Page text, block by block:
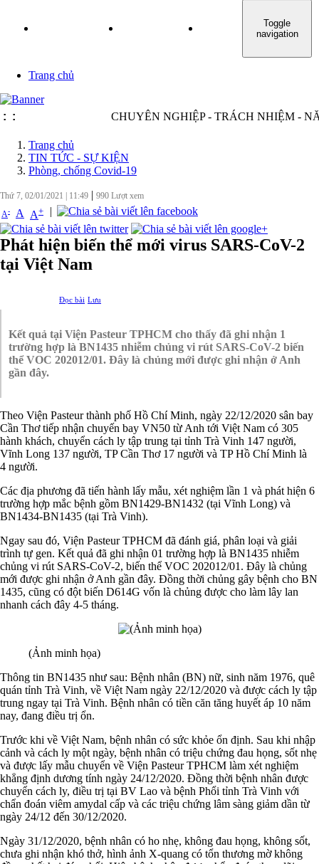
TIN TỨC - SỰ KIỆN
Toggle
navigation
Trang chủ
: : CHUYÊN NGHIỆP - TRÁCH NHIỆM -
Trang chủ
TIN TỨC - SỰ KIỆN
Phòng, chống Covid-19
Thứ 7, 02/01/2021 11:49 | 990 Lượt xem
A- A A+ |
Phát hiện biến thể mới virus SARS-CoV-2
tại Việt Nam
Đọc bài Lưu
Kết quả tại Viện Pasteur TPHCM cho thấy đã ghi nhận 1
trường hợp là BN1435 nhiễm chủng vi rút SARS-CoV-2 biến
thể VOC 202012/01. Đây là chủng mới được ghi nhận ở Anh
gần đây.
Theo Viện Pasteur thành phố Hồ Chí Minh, ngày 22/12/2020 sân bay
Cần Thơ tiếp nhận chuyến bay VN50 từ Anh tới Việt Nam có 305
hành khách, chuyển cách ly tập trung tại tỉnh Trà Vinh 147 người,
Vĩnh Long 137 người, TP Cần Thơ 17 người và TP Hồ Chí Minh là
4 người.
Các địa phương đã tiến hành lấy mẫu, xét nghiệm lần 1 và phát hiện 6
trường hợp mắc bệnh gồm BN1429-BN1432 (tại Vĩnh Long) và
BN1434-BN1435 (tại Trà Vinh).
Ngay sau đó, Viện Pasteur TPHCM đã đánh giá, phân loại và giải
trình tự gen. Kết quả đã ghi nhận 01 trường hợp là BN1435 nhiễm
chủng vi rút SARS-CoV-2, biến thể VOC 202012/01. Đây là chủng
mới được ghi nhận ở Anh gần đây. Đồng thời chủng gây bệnh cho BN
1435, cũng có đột biến D614G vốn là chủng được cho làm lây lan
nhanh cách đây 4-5 tháng.
(Ảnh minh họa)
Thông tin BN1435 như sau: Bệnh nhân (BN) nữ, sinh năm 1976, quê
quán tỉnh Trà Vinh, về Việt Nam ngày 22/12/2020 và được cách ly tập
trung ngay tại Trà Vinh. Bệnh nhân có tiền căn tăng huyết áp 10 năm
nay, đang điều trị ổn.
Trước khi về Việt Nam, bệnh nhân có sức khỏe ổn định. Sau khi nhập
cảnh và cách ly một ngày, bệnh nhân có triệu chứng đau họng, sốt nhẹ
và được lấy mẫu chuyển về Viện Pasteur TPHCM làm xét nghiệm
khẳng định dương tính ngày 24/12/2020. Đồng thời bệnh nhân được
chuyển cách ly, điều trị tại BV Lao và bệnh Phổi tỉnh Trà Vinh với
chẩn đoán viêm amydal cấp và các triệu chứng lâm sàng giảm dần từ
ngày 24/12 đến 30/12/2020.
Ngày 31/12/2020, bệnh nhân có ho nhẹ, không đau họng, không sốt,
chưa ghi nhận khó thở, hình ảnh X-quang có tổn thương mờ không